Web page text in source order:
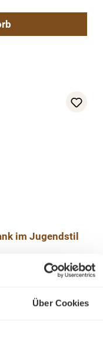
Über Cookies
im Jugendstil